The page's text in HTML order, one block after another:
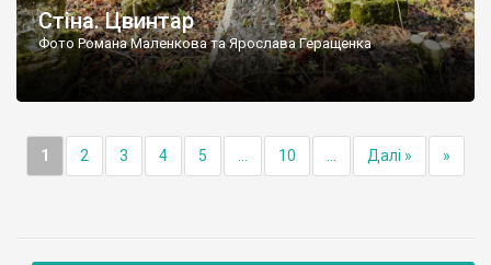
Стіна. Цвинтар
Фото Романа Маленкова та Ярослава Геращенка
1 2 3 4 5 10 Далі » »